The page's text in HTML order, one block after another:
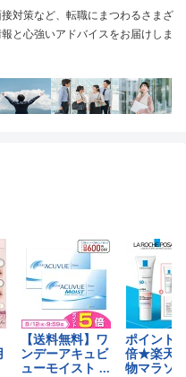
対策など、転職にまつわるさまざ
と心強いアドバイスをお届けしま